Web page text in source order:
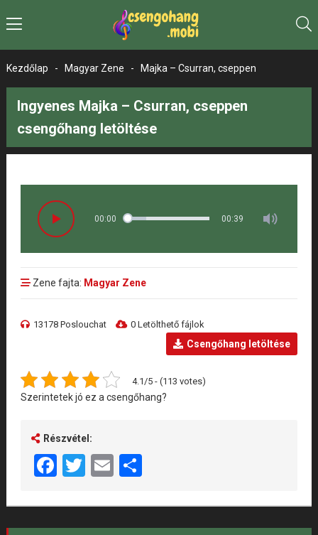
Kezdőlap - Magyar Zene - Majka – Csurran, cseppen
Ingyenes Majka – Csurran, cseppen
csengőhang letöltése
00:00 00:39
Zene fajta: Magyar Zene
13178 Poslouchat 0 Letölthető fájlok
Csengőhang letöltése
4.1/5 - (113 votes)
Szerintetek jó ez a csengőhang?
Részvétel:
Facebook
Twitter
EmailShare